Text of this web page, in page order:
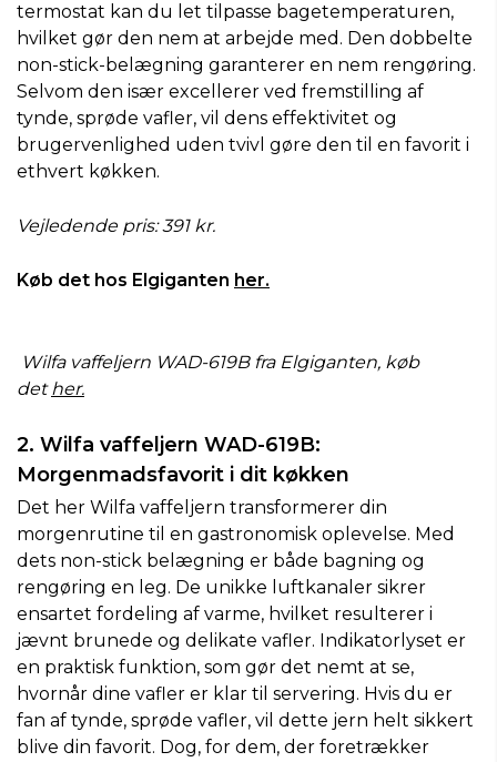
termostat kan du let tilpasse bagetemperaturen,
hvilket gør den nem at arbejde med. Den dobbelte
non-stick-belægning garanterer en nem rengøring.
Selvom den især excellerer ved fremstilling af
tynde, sprøde vafler, vil dens effektivitet og
brugervenlighed uden tvivl gøre den til en favorit i
ethvert køkken.
Vejledende pris: 391 kr.
Køb det hos Elgiganten her.
Wilfa vaffeljern WAD-619B fra Elgiganten, køb
dether.
2. Wilfa vaffeljern WAD-619B:
Morgenmadsfavorit i dit køkken
Det her Wilfa vaffeljern transformerer din
morgenrutine til en gastronomisk oplevelse. Med
dets non-stick belægning er både bagning og
rengøring en leg. De unikke luftkanaler sikrer
ensartet fordeling af varme, hvilket resulterer i
jævnt brunede og delikate vafler. Indikatorlyset er
en praktisk funktion, som gør det nemt at se,
hvornår dine vafler er klar til servering. Hvis du er
fan af tynde, sprøde vafler, vil dette jern helt sikkert
blive din favorit. Dog, for dem, der foretrækker